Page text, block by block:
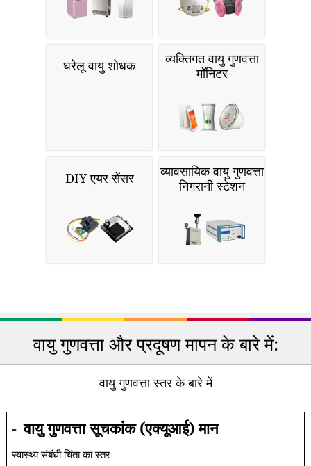
घरेलू वायु शोधक
व्यक्तिगत वायु गुणवत्ता
मॉनिटर
DIY एयर सेंसर
व्यावसायिक वायु गुणवत्ता
निगरानी स्टेशन
वायु गुणवत्ता और प्रदूषण मापन के बारे में:
वायु गुणवत्ता स्तर के बारे में
- वायु गुणवत्ता सूचकांक (एक्यूआई) मान
स्वास्थ्य संबंधी चिंता का स्तर